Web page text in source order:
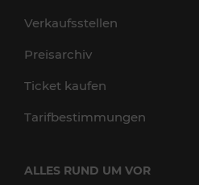
Verkaufsstellen
Preisarchiv
Ticket kaufen
Tarifbestimmungen
ALLES RUND UM VOR